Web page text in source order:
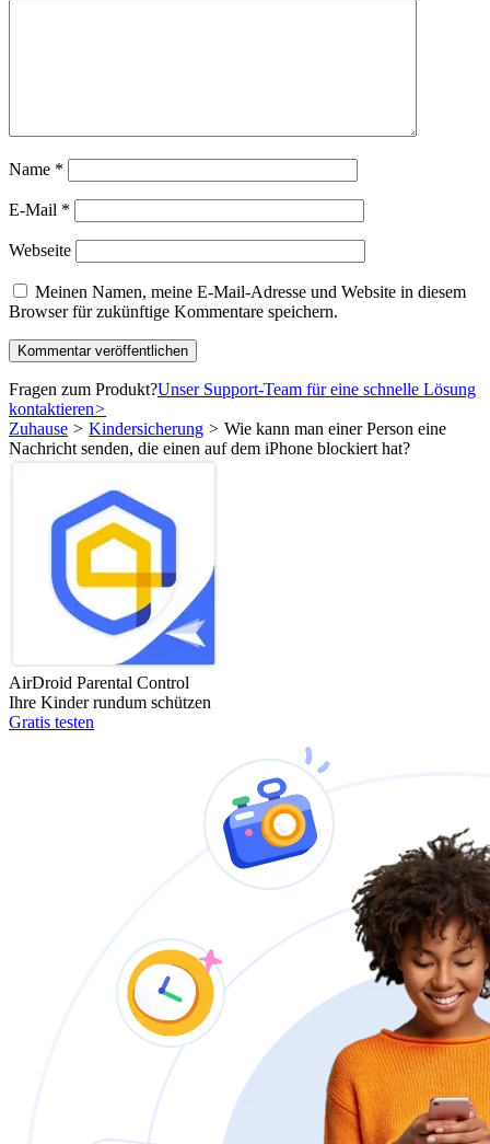
Name *
E-Mail *
Webseite
Meinen Namen, meine E-Mail-Adresse und Website in diesem
Browser für zukünftige Kommentare speichern.
Fragen zum Produkt?Unser Support-Team für eine schnelle Lösung
kontaktieren>
Zuhause > Kindersicherung > Wie kann man einer Person eine
Nachricht senden, die einen auf dem iPhone blockiert hat?
AirDroid Parental Control
Ihre Kinder rundum schützen
Gratis testen